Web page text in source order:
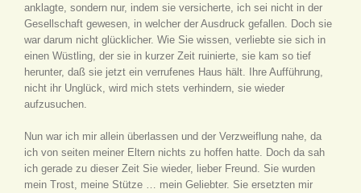
anklagte, sondern nur, indem sie versicherte, ich sei nicht in der
Gesellschaft gewesen, in welcher der Ausdruck gefallen. Doch sie
war darum nicht glücklicher. Wie Sie wissen, verliebte sie sich in
einen Wüstling, der sie in kurzer Zeit ruinierte, sie kam so tief
herunter, daß sie jetzt ein verrufenes Haus hält. Ihre Aufführung,
nicht ihr Unglück, wird mich stets verhindern, sie wieder
aufzusuchen.
Nun war ich mir allein überlassen und der Verzweiflung nahe, da
ich von seiten meiner Eltern nichts zu hoffen hatte. Doch da sah
ich gerade zu dieser Zeit Sie wieder, lieber Freund. Sie wurden
mein Trost, meine Stütze … mein Geliebter. Sie ersetzten mir